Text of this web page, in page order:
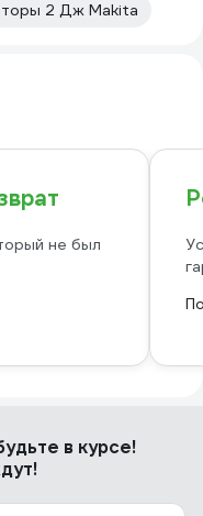
2 Дж Makita
не был
в курсе!